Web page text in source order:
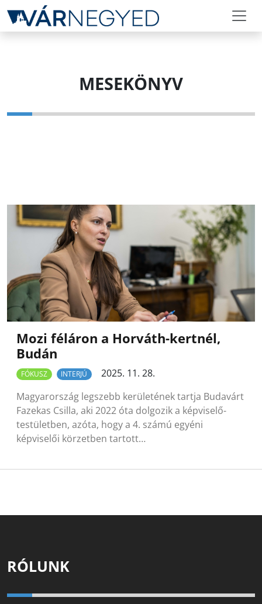
MESEKÖNYV
Mozi féláron a Horváth-kertnél,
Budán
FÓKUSZ INTERJÚ
2025. 11. 28.
Magyarország legszebb kerületének tartja Budavárt
Fazekas Csilla, aki 2022 óta dolgozik a képviselő-
testületben, azóta, hogy a 4. számú egyéni
képviselői körzetben tartott…
RÓLUNK